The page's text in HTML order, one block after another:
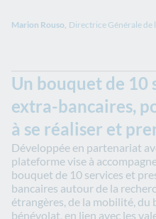
Marion Rouso, Directrice Générale de
Un bouquet de 10
extra-bancaires,
à se réaliser et
Développée en partenariat
plateforme vise à
bouquet de 10 services et
bancaires autour de la
étrangères, de la mobilité, du
bénévolat, en lien avec les